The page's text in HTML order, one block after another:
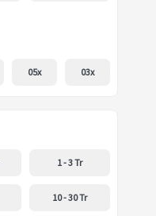
05x 03x
1 - 3 Tr
10 - 30 Tr